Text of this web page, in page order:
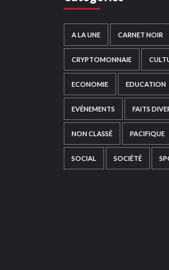
A LA UNE CARNET NOIR
CRYPTOMONNAIE
ECONOMIE EDUCATION
EVÉNEMENTS FAITS
NON CLASSÉ PACIFIQUE
SOCIAL SOCIÉTÉ